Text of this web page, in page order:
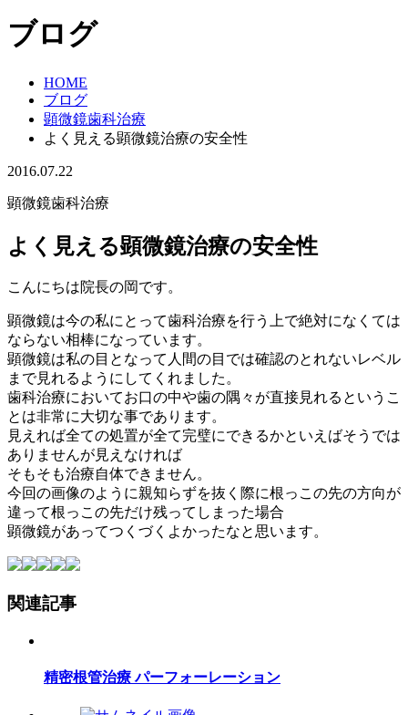
ブログ
HOME
ブログ
顕微鏡歯科治療
よく見える顕微鏡治療の安全性
2016.07.22
顕微鏡歯科治療
よく見える顕微鏡治療の安全性
こんにちは院長の岡です。
顕微鏡は今の私にとって歯科治療を行う上で絶対になくては
ならない相棒になっています。
顕微鏡は私の目となって人間の目では確認のとれないレベル
まで見れるようにしてくれました。
歯科治療においてお口の中や歯の隅々が直接見れるというこ
とは非常に大切な事であります。
見えれば全ての処置が全て完璧にできるかといえばそうでは
ありませんが見えなければ
そもそも治療自体できません。
今回の画像のように親知らずを抜く際に根っこの先の方向が
違って根っこの先だけ残ってしまった場合
顕微鏡があってつくづくよかったなと思います。
関連記事
精密根管治療 パーフォーレーション